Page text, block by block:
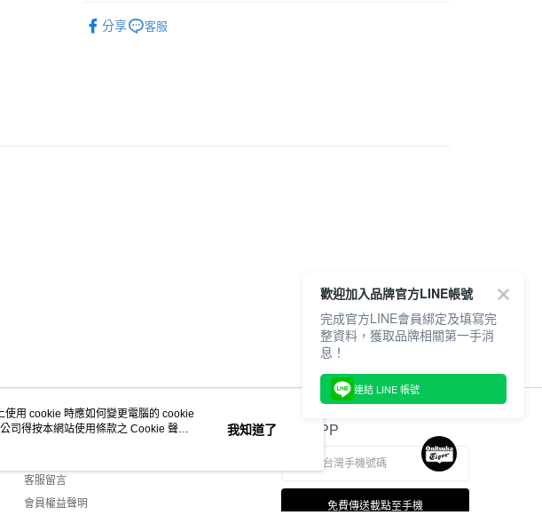
7-11取貨付款
分享 客服
客服資訊
客服留言
會員權益聲明
官方APP
免費傳送載點至手機
用 cookie 時應如何變更電腦的 cookie
司得按本網站使用條款之 Cookie 聲明
我知道了
歡迎加入品牌官方LINE帳號
完成官方LINE會員綁定及填寫完
整資料，獲取品牌相關第一手消
息！
連結 LINE 帳號